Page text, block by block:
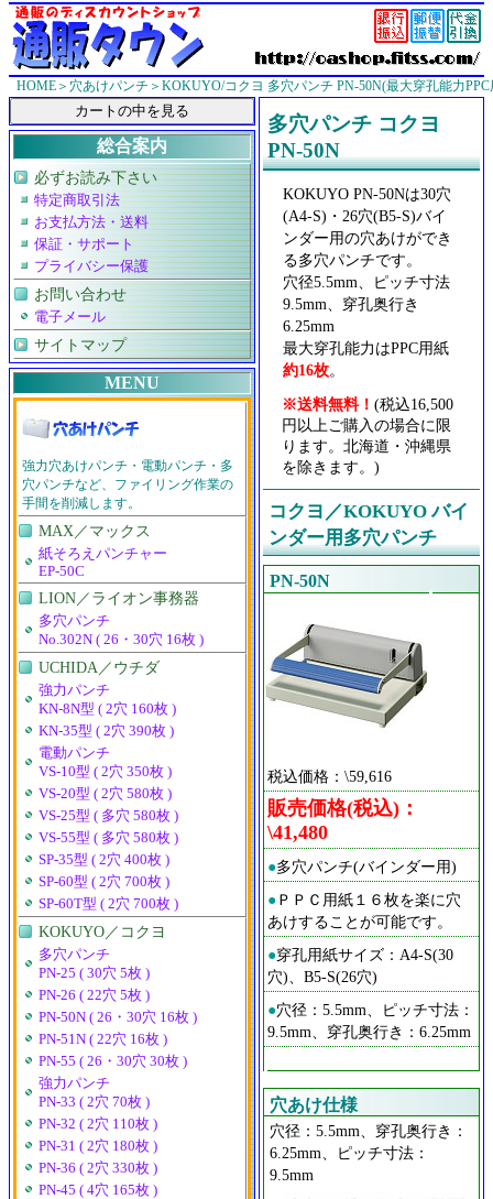
多穴パンチ コクヨ
PN-50N
KOKUYO PN-50Nは30穴
(A4-S)・26穴(B5-S)バイ
ンダー用の穴あけができ
る多穴パンチです。
穴径5.5mm、ピッチ寸法
9.5mm、穿孔奥行き
6.25mm
最大穿孔能力はPPC用紙
約16枚。
※送料無料！ (税込16,500
円以上ご購入の場合に限
ります。北海道・沖縄県
を除きます。)
コクヨ／KOKUYO バイ
ンダー用多穴パンチ
PN-50N
税込価格：\59,616
販売価格(税込)：
\41,480
●多穴パンチ(バインダー用)
●ＰＰＣ用紙１６枚を楽に穴
あけすることが可能です。
●穿孔用紙サイズ：A4-S(30
穴)、B5-S(26穴)
●穴径：5.5mm、ピッチ寸法：
9.5mm、穿孔奥行き：6.25mm
穴あけ仕様
穴径：5.5mm、穿孔奥行き：
6.25mm、ピッチ寸法：
9.5mm
総合案内
必ずお読み下さい
特定商取引法
お支払方法・送料
保証・サポート
プライバシー保護
お問い合わせ
電子メール
サイトマップ
MENU
強力穴あけパンチ・電動パンチ・多
穴パンチなど、ファイリング作業の
手間を削減します。
MAX／マックス
紙そろえパンチャー
EP-50C
LION／ライオン事務器
多穴パンチ
No.302N ( 26・30穴 16枚 )
UCHIDA／ウチダ
強力パンチ
KN-8N型 ( 2穴 160枚 )
KN-35型 ( 2穴 390枚 )
電動パンチ
VS-10型 ( 2穴 350枚 )
VS-20型 ( 2穴 580枚 )
VS-25型 ( 多穴 580枚 )
VS-55型 ( 多穴 580枚 )
SP-35型 ( 2穴 400枚 )
SP-60型 ( 2穴 700枚 )
SP-60T型 ( 2穴 700枚 )
KOKUYO／コクヨ
多穴パンチ
PN-25 ( 30穴 5枚 )
PN-26 ( 22穴 5枚 )
PN-50N ( 26・30穴 16枚 )
PN-51N ( 22穴 16枚 )
PN-55 ( 26・30穴 30枚 )
強力パンチ
PN-33 ( 2穴 70枚 )
PN-32 ( 2穴 110枚 )
PN-31 ( 2穴 180枚 )
PN-36 ( 2穴 330枚 )
PN-45 ( 4穴 165枚 )
HOME ＞ 穴あけパンチ ＞KOKUYO/コクヨ 多穴パンチ PN-50N(最大穿孔能力